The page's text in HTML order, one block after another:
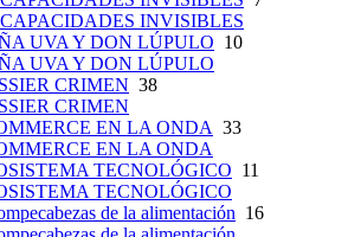
INVISIBLES
UVA Y DON LÚPULO 10
UVA Y DON LÚPULO
CRIMEN 38
CRIMEN
EN LA ONDA 33
EN LA ONDA
TECNOLÓGICO 11
TECNOLÓGICO
de la alimentación 16